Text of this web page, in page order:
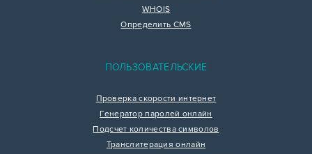
WHOIS
Определить CMS
ПОЛЬЗОВАТЕЛЬСКИЕ
Проверка скорости интернет
Генератор паролей онлайн
Подсчет количества символов
Транслитерация онлайн